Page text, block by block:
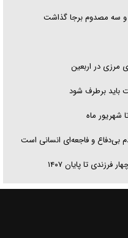
مرزی در اربعین
باید برطرف شود
بی‌دفاع و فاجعه‌ای انسانی است
تا پایان ۱۴۰۷